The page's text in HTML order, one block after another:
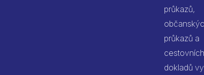
průkazů,
průkazů a
cestovních
dokladů